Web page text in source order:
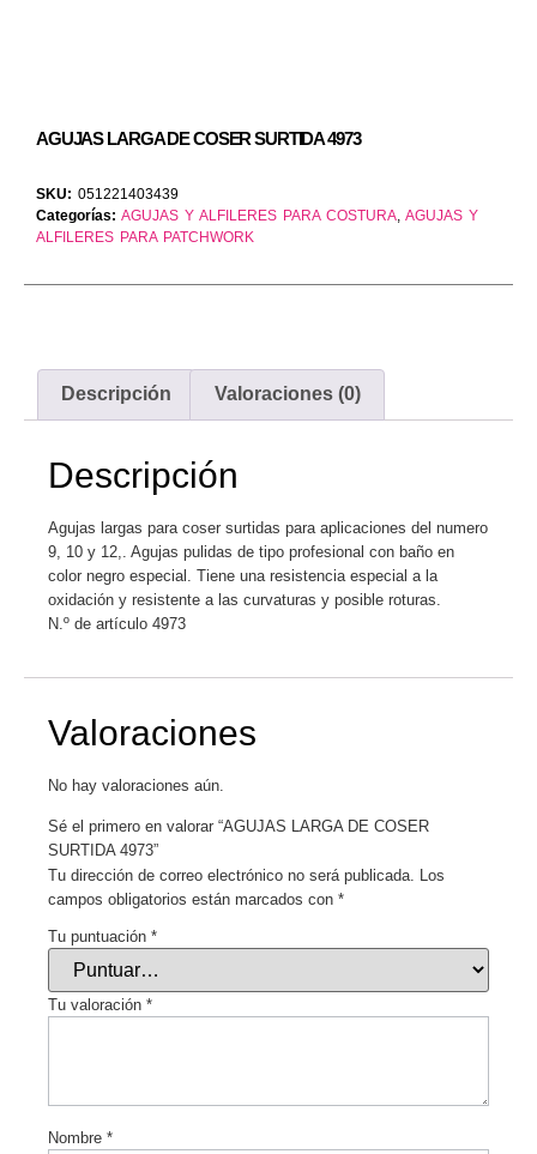
AGUJAS LARGA DE COSER SURTIDA 4973
SKU: 051221403439
Categorías: AGUJAS Y ALFILERES PARA COSTURA AGUJAS Y
ALFILERES PARA PATCHWORK
Descripción Valoraciones (0)
Descripción
Agujas largas para coser surtidas para aplicaciones del numero
9, 10 y 12,. Agujas pulidas de tipo profesional con baño en
color negro especial. Tiene una resistencia especial a la
oxidación y resistente a las curvaturas y posible roturas.
N.º de artículo 4973
Valoraciones
No hay valoraciones aún.
Sé el primero en valorar “AGUJAS LARGA DE COSER
SURTIDA 4973”
Tu dirección de correo electrónico no será publicada. Los
campos obligatorios están marcados con *
Tu puntuación *
Tu valoración *
Nombre *